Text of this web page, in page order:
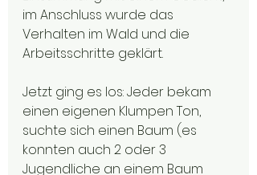
im Anschluss wurde das
Verhalten im Wald und die
Arbeitsschritte geklärt.
Jetzt ging es los: Jeder bekam
einen eigenen Klumpen Ton,
suchte sich einen Baum (es
konnten auch 2 oder 3
Jugendliche an einem Baum